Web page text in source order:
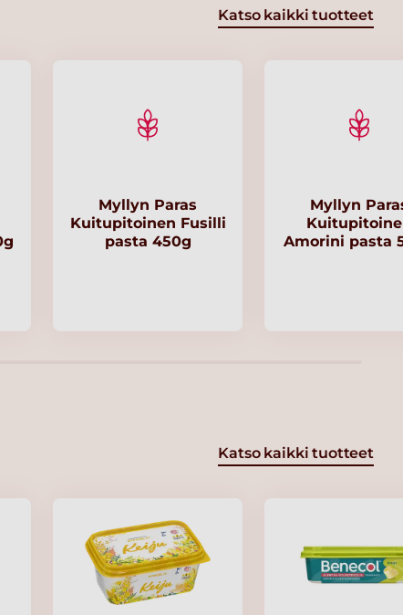
Katso kaikki tuotteet
Myllyn Paras
Kuitupitoinen Fusilli
pasta 450g
Myllyn
Amorini pasta
Katso kaikki tuotteet